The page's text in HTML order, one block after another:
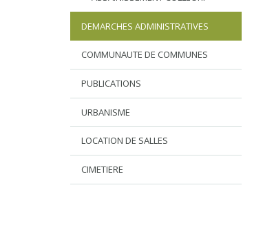
DEMARCHES ADMINISTRATIVES
COMMUNAUTE DE COMMUNES
PUBLICATIONS
URBANISME
LOCATION DE SALLES
CIMETIERE